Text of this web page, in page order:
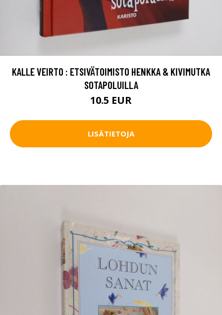
KALLE VEIRTO : ETSIVÄTOIMISTO HENKKA & KIVIMUTKA
SOTAPOLUILLA
10.5 EUR
LISÄTIETOJA